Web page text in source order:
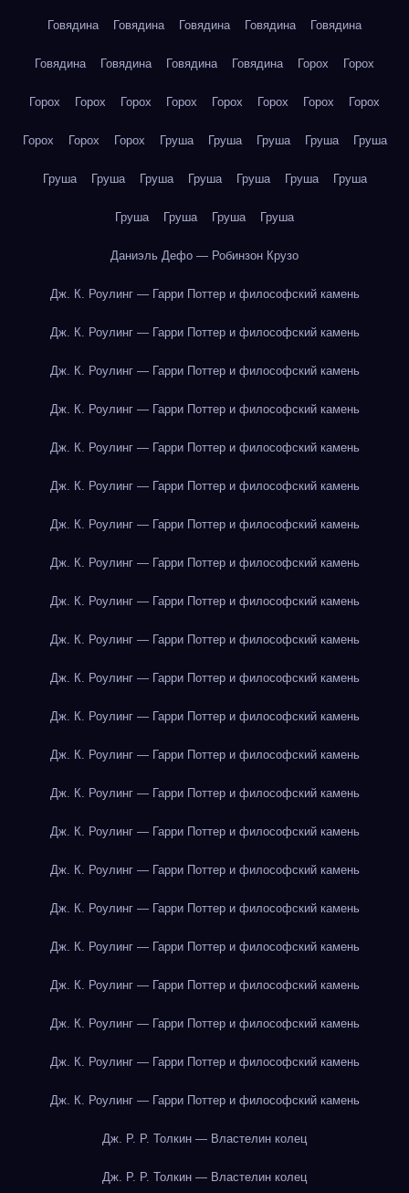
Говядина Говядина Говядина Говядина Говядина
Говядина Говядина Говядина Говядина Горох Горох
Горох Горох Горох Горох Горох Горох Горох Горох
Горох Горох Горох Груша Груша Груша Груша Груша
Груша Груша Груша Груша Груша Груша Груша
Груша Груша Груша Груша
Даниэль Дефо — Робинзон Крузо
Дж. К. Роулинг — Гарри Поттер и философский камень
Дж. К. Роулинг — Гарри Поттер и философский камень
Дж. К. Роулинг — Гарри Поттер и философский камень
Дж. К. Роулинг — Гарри Поттер и философский камень
Дж. К. Роулинг — Гарри Поттер и философский камень
Дж. К. Роулинг — Гарри Поттер и философский камень
Дж. К. Роулинг — Гарри Поттер и философский камень
Дж. К. Роулинг — Гарри Поттер и философский камень
Дж. К. Роулинг — Гарри Поттер и философский камень
Дж. К. Роулинг — Гарри Поттер и философский камень
Дж. К. Роулинг — Гарри Поттер и философский камень
Дж. К. Роулинг — Гарри Поттер и философский камень
Дж. К. Роулинг — Гарри Поттер и философский камень
Дж. К. Роулинг — Гарри Поттер и философский камень
Дж. К. Роулинг — Гарри Поттер и философский камень
Дж. К. Роулинг — Гарри Поттер и философский камень
Дж. К. Роулинг — Гарри Поттер и философский камень
Дж. К. Роулинг — Гарри Поттер и философский камень
Дж. К. Роулинг — Гарри Поттер и философский камень
Дж. К. Роулинг — Гарри Поттер и философский камень
Дж. К. Роулинг — Гарри Поттер и философский камень
Дж. К. Роулинг — Гарри Поттер и философский камень
Дж. Р. Р. Толкин — Властелин колец
Дж. Р. Р. Толкин — Властелин колец